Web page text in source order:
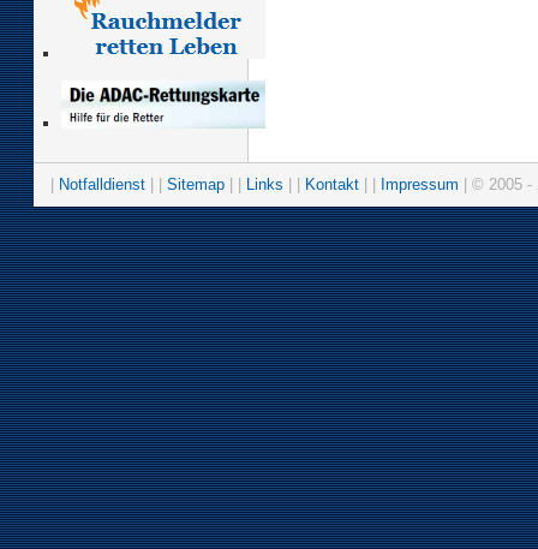
Notfalldienst Sitemap Links Kontakt Impressum | © 2005 -